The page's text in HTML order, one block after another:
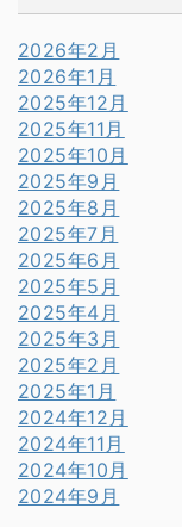
2026年2月
2026年1月
2025年12月
2025年11月
2025年10月
2025年9月
2025年8月
2025年7月
2025年6月
2025年5月
2025年4月
2025年3月
2025年2月
2025年1月
2024年12月
2024年11月
2024年10月
2024年9月